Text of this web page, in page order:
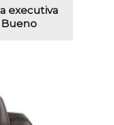
executiva